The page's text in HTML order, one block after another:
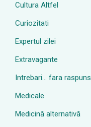
Cultura Altfel
Curiozitati
Expertul zilei
Extravagante
Intrebari… fara raspuns
Medicale
Medicină alternativă